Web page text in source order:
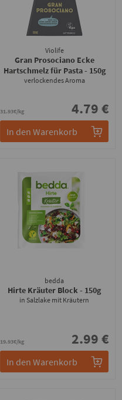
Violife
Gran Prosociano Ecke
Hartschmelz für Pasta- 150g
verlockendes Aroma
31.93€/kg 4.79 €
In den Warenkorb
bedda
Hirte Kräuter Block- 150g
in Salzlake mit Kräutern
19.93€/kg 2.99 €
In den Warenkorb